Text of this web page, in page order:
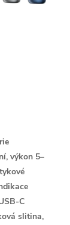
výkon 5–
C
slitina,